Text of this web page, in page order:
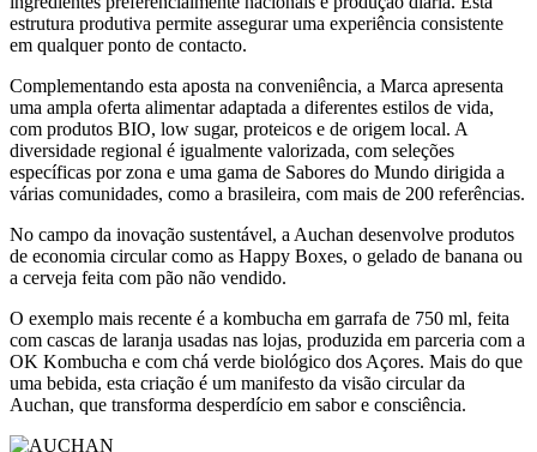
estrutura produtiva permite assegurar uma experiência consistente
em qualquer ponto de contacto.
Complementando esta aposta na conveniência, a Marca apresenta
uma ampla oferta alimentar adaptada a diferentes estilos de vida,
com produtos BIO, low sugar, proteicos e de origem local. A
diversidade regional é igualmente valorizada, com seleções
específicas por zona e uma gama de Sabores do Mundo dirigida a
várias comunidades, como a brasileira, com mais de 200 referências.
No campo da inovação sustentável, a Auchan desenvolve produtos
de economia circular como as Happy Boxes, o gelado de banana ou
a cerveja feita com pão não vendido.
O exemplo mais recente é a kombucha em garrafa de 750 ml, feita
com cascas de laranja usadas nas lojas, produzida em parceria com a
OK Kombucha e com chá verde biológico dos Açores. Mais do que
uma bebida, esta criação é um manifesto da visão circular da
Auchan, que transforma desperdício em sabor e consciência.